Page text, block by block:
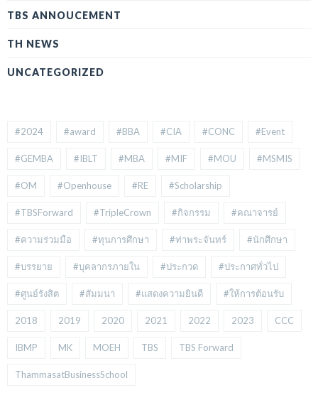
TBS ANNOUCEMENT
TH NEWS
UNCATEGORIZED
#2024 #award #BBA #CIA #CONC #Event
#GEMBA #IBLT #MBA #MIF #MOU #MSMIS
#OM #Openhouse #RE #Scholarship
#TBSForward #TripleCrown #กิจกรรม #คณาจารย์
#ความร่วมมือ #ทุนการศึกษา #ท่าพระจันทร์ #นักศึกษา
#บรรยาย #บุคลากรภายใน #ประกวด #ประกาศทั่วไป
#ศูนย์รังสิต #สัมมนา #แสดงความยินดี #ให้การต้อนรับ
2018 2019 2020 2021 2022 2023 CCC
IBMP MK MOEH TBS TBS Forward
ThammasatBusinessSchool